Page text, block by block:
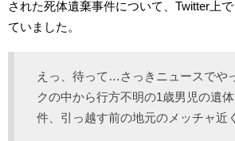
された死体遺棄事件について、Twitter上
ていました。
えっ、待って…さっきニュースでや
クの中から行方不明の1歳男児の遺
件、引っ越す前の地元のメッチャ